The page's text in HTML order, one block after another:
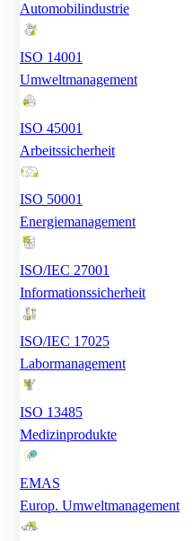
Automobilindustrie
ISO 14001
Umweltmanagement
ISO 45001
Arbeitssicherheit
ISO 50001
Energiemanagement
ISO/IEC 27001
Informationssicherheit
ISO/IEC 17025
Labormanagement
ISO 13485
Medizinprodukte
EMAS
Europ. Umweltmanagement